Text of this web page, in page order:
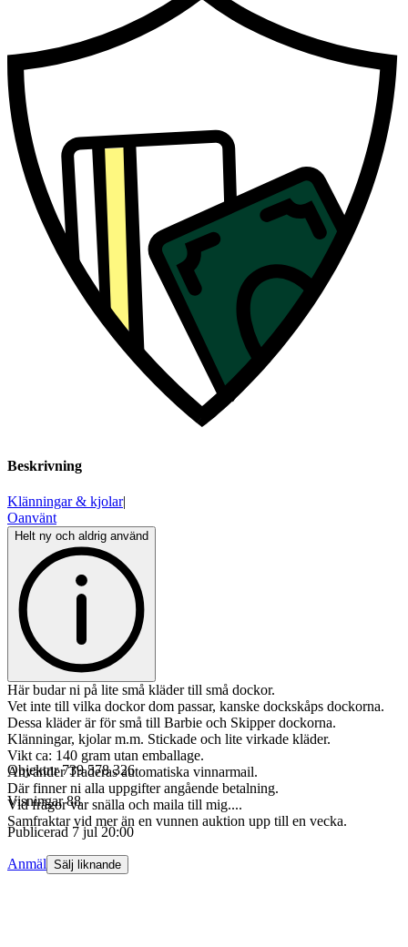
Beskrivning
Klänningar & kjolar|
Oanvänt
Helt ny och aldrig använd
Här budar ni på lite små kläder till små dockor.
Vet inte till vilka dockor dom passar, kanske dockskåps dockorna.
Dessa kläder är för små till Barbie och Skipper dockorna.
Klänningar, kjolar m.m. Stickade och lite virkade kläder.
Vikt ca: 140 gram utan emballage.
Använder Traderas automatiska vinnarmail.
Där finner ni alla uppgifter angående betalning.
Vid frågor var snälla och maila till mig....
Samfraktar vid mer än en vunnen auktion upp till en vecka.
Objektnr 739 578 326
Visningar 88
Publicerad 7 jul 20:00
Anmäl Sälj liknande